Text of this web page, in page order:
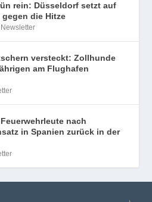
rein: Düsseldorf setzt auf
die Hitze
Newsletter
versteckt: Zollhunde
am Flughafen
nach
in Spanien zurück in der